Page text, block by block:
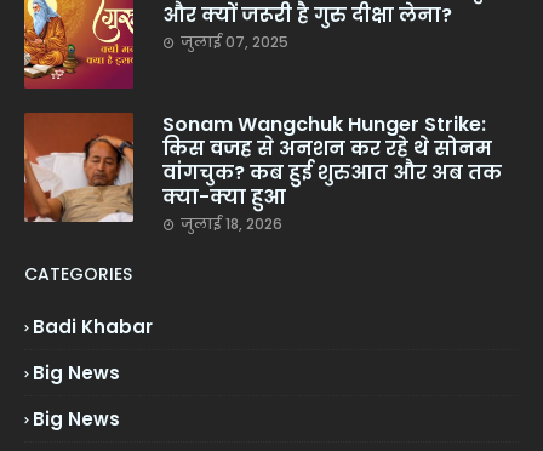
और क्यों जरूरी है गुरु दीक्षा लेना?
जुलाई 07, 2025
Sonam Wangchuk Hunger Strike:
किस वजह से अनशन कर रहे थे सोनम
वांगचुक? कब हुई शुरुआत और अब तक
क्या-क्या हुआ
जुलाई 18, 2026
CATEGORIES
Badi Khabar
Big News
Big News